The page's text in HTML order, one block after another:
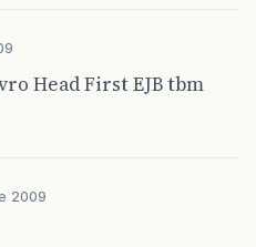
Head First EJB tbm
2009